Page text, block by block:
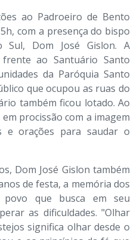
ao Padroeiro de Bento
com a presença do bispo
Sul, Dom José Gislon. A
ao Santuário Santo
da Paróquia Santo
que ocupou as ruas do
também ficou lotado. Ao
procissão com a imagem
e orações para saudar o
Dom José Gislon também
de festa, a memória dos
que busca em seu
as dificuldades. "Olhar
significa olhar desde o